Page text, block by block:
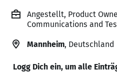
Angestellt, Product
Communications and
Mannheim, Deutschland
Logg Dich ein, um alle